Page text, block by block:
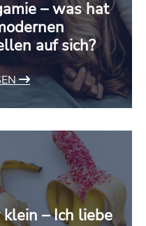
– was hat
auf sich?
– Ich liebe